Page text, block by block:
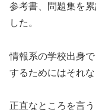
参考書、問題集を
した。
情報系の学校出身
するためにはそれ
正直なところを言